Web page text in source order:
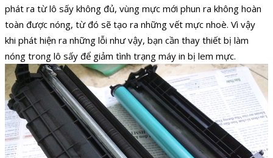
phát ra từ lô sấy không đủ, vùng mực mới phun ra không hoàn
toàn được nóng, từ đó sẽ tạo ra những vết mực nhoè. Vì vậy
khi phát hiện ra những lỗi như vậy, bạn cần thay thiết bị làm
nóng trong lô sấy để giảm tình trạng máy in bị lem mực.